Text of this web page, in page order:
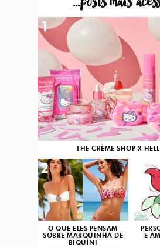
THE CRÈME SHOP X
1
O QUE ELES PENSAM
SOBRE MARQUINHA DE
BIQUÍNI
2
E
3